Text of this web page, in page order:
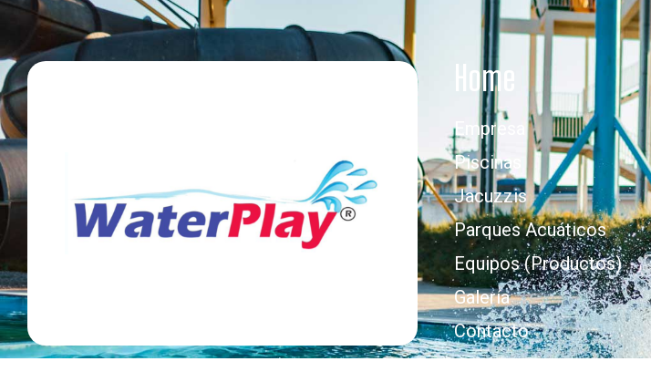
Home
Empresa
Piscinas
Jacuzzis
Parques Acuáticos
Equipos (Productos)
Galería
Contacto